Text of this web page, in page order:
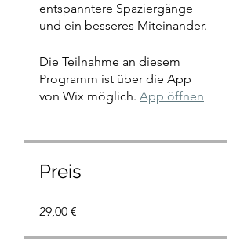
entspanntere Spaziergänge
und ein besseres Miteinander.
Die Teilnahme an diesem
Programm ist über die App
von Wix möglich. App öffnen
Preis
29,00 €